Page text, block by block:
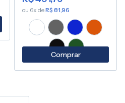
ou 6x deR$ 81,96
Comprar